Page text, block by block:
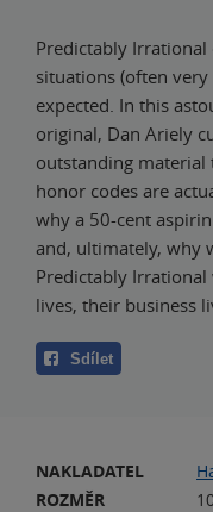
Predictably
situations (often
expected. In this
original, Dan Ariely
outstanding material
honor codes are
why a 50-cent
and, ultimately, why
Predictably
lives, their business
Sdílet
NAKLADATEL
ROZMĚR